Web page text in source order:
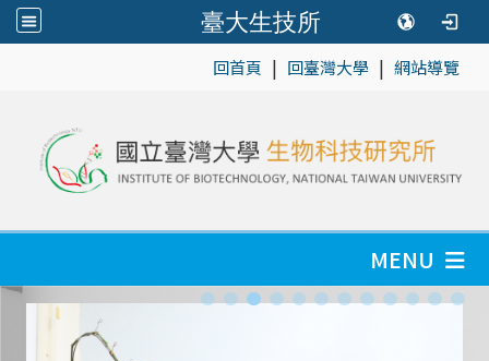
臺大生技所
回首頁 | 回臺灣大學 | 網站導覽
MENU